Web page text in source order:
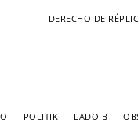
DERECHO DE
POLITIK LADO B